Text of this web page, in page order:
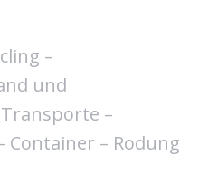
–
und
–
Container – Rodung